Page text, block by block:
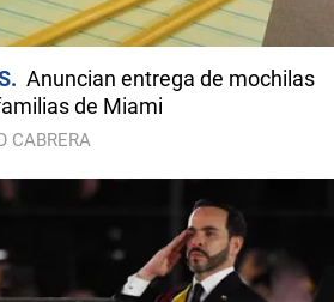
Anuncian entrega de mochilas
de Miami
CABRERA